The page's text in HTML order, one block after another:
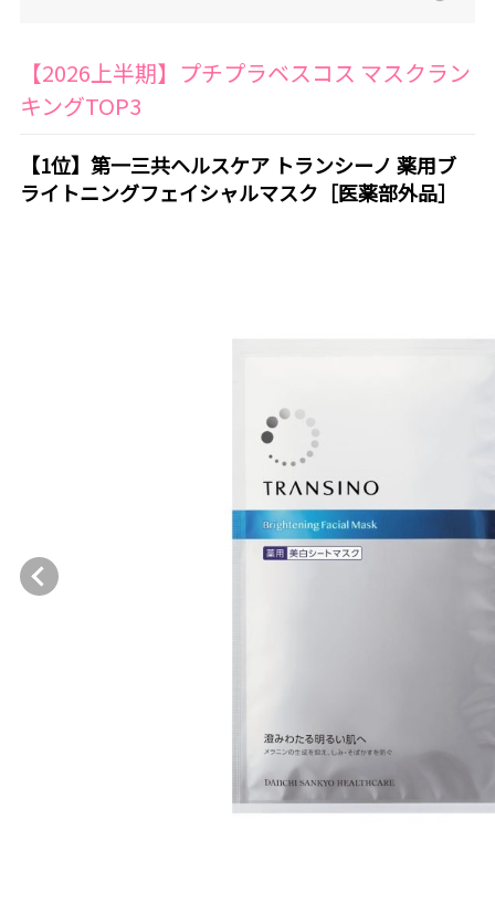
【2026上半期】プチプラベスコス マスクラン
キングTOP3
【1位】第一三共ヘルスケア トランシーノ 薬用ブ
ライトニングフェイシャルマスク［医薬部外品］